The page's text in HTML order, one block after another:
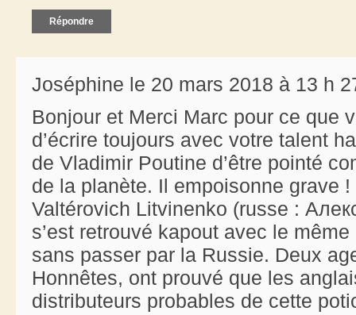
Répondre
Joséphine le 20 mars 2018 à 13 h
Bonjour et Merci Marc pour ce que
d’écrire toujours avec votre talent
de Vladimir Poutine d’être pointé
de la planète. Il empoisonne grave
Valtérovich Litvinenko (russe :
s’est retrouvé kapout avec le
sans passer par la Russie. Deux
Honnêtes, ont prouvé que les
distributeurs probables de cette